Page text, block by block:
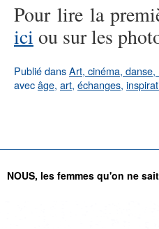
Pour lire la
ici ou sur les
Publié dansArt, cinéma,
avecâge, art, échanges,
NOUS, les femmes qu'on ne